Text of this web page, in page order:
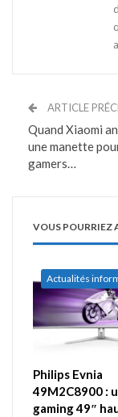
ARTICLE
Quand Xiaomi
une manette
gamers…
VOUS POURRIEZ
Actualités
Philips Evnia
49M2C8900 :
gaming 49″